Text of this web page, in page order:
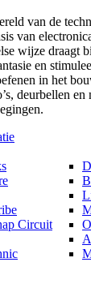
van de
van
wijze draagt
en
in het
deurbellen
Circuit